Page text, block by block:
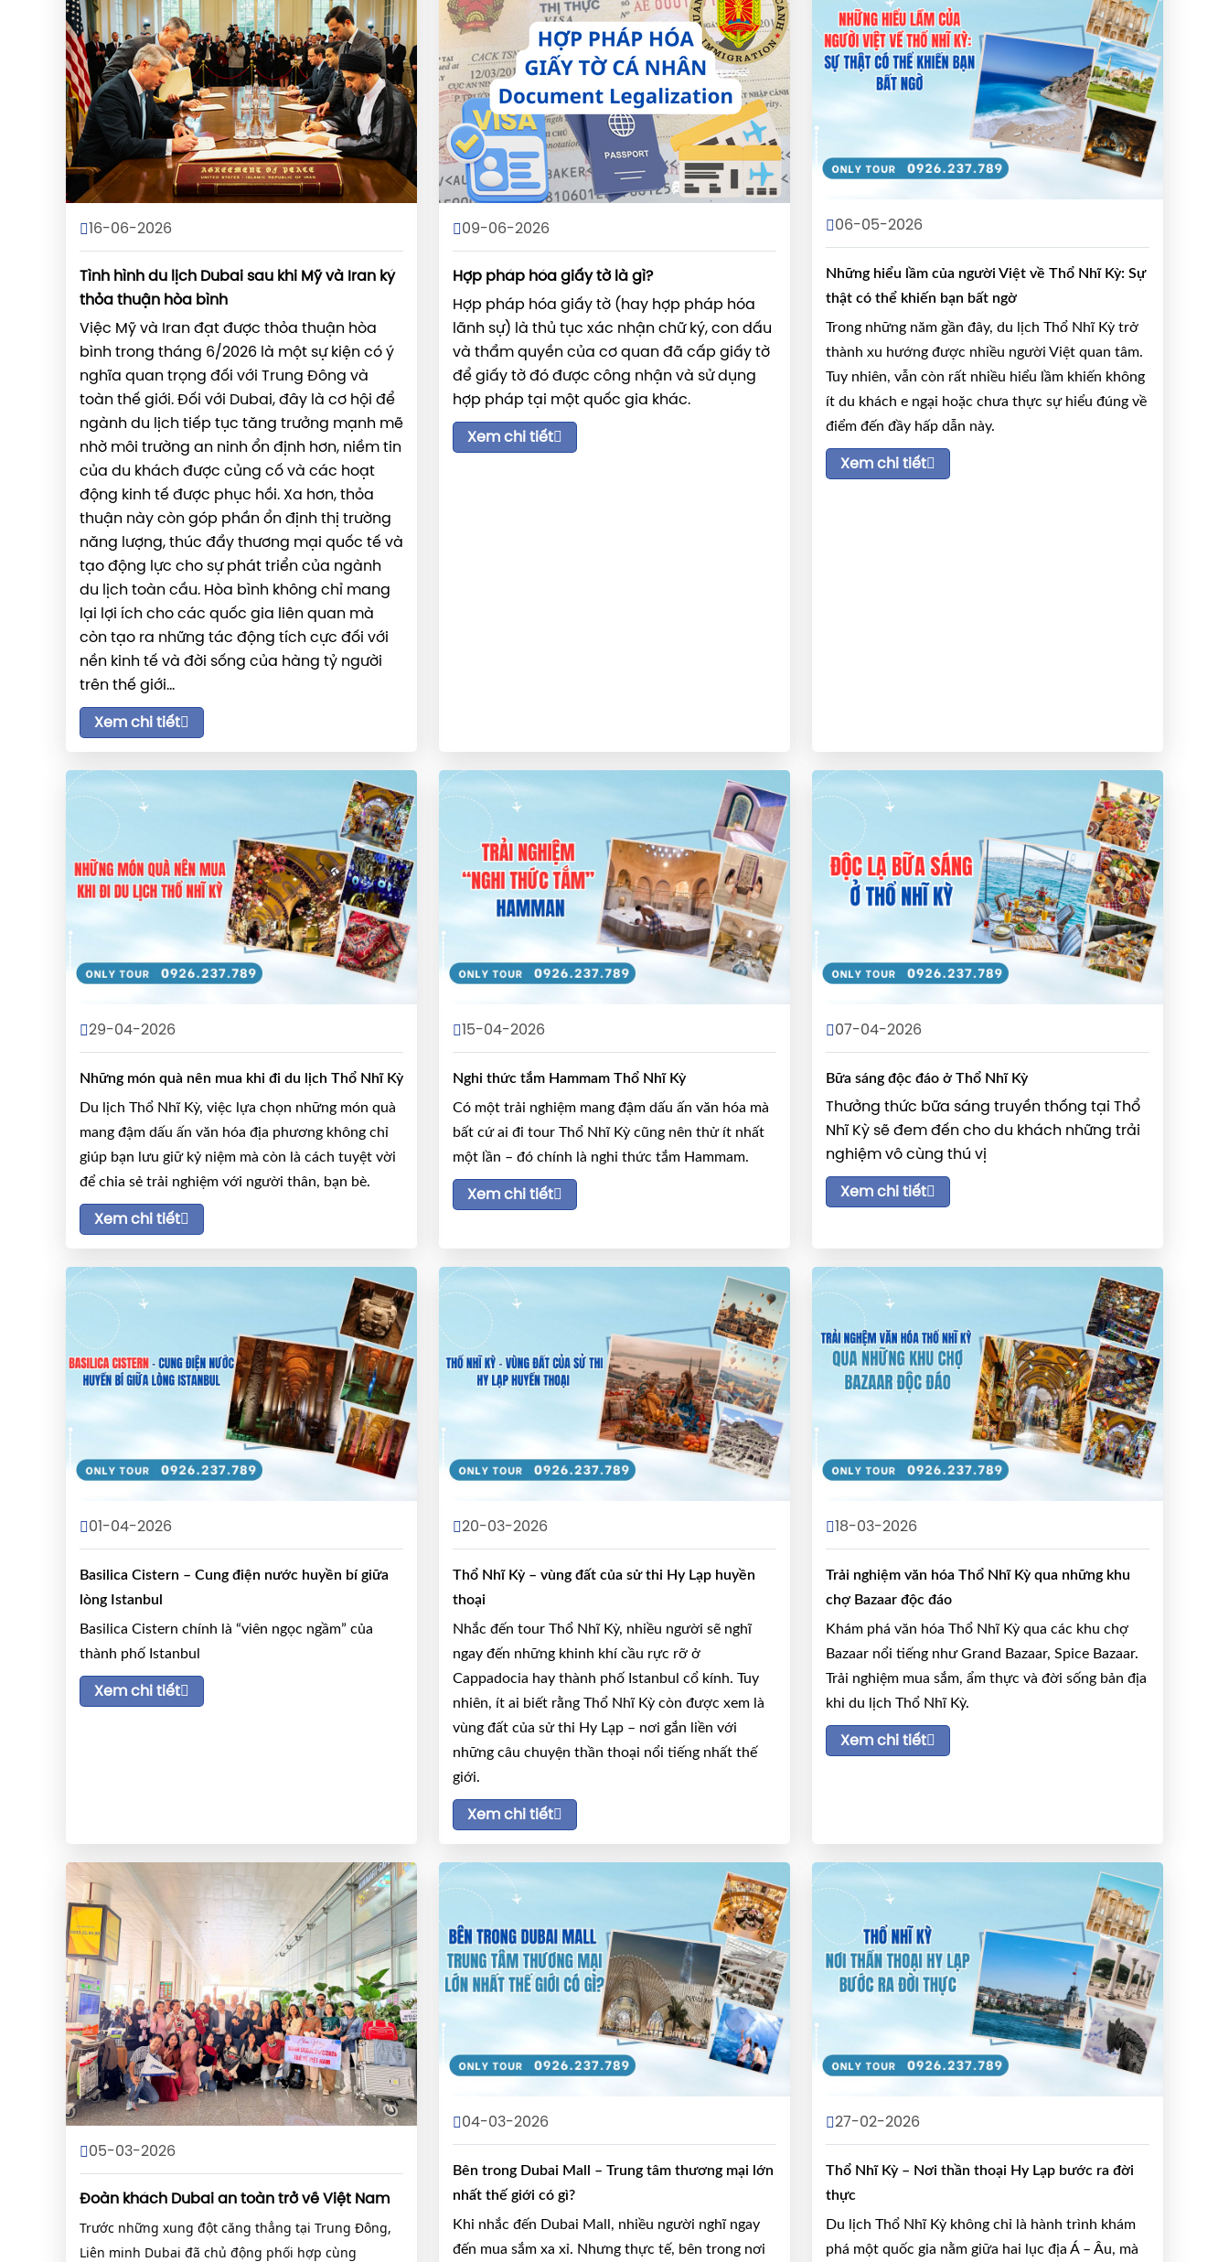
16-06-2026
Tình hình du lịch Dubai sau khi Mỹ và Iran ký
thỏa thuận hòa bình
Việc Mỹ và Iran đạt được thỏa thuận hòa
bình trong tháng 6/2026 là một sự kiện có ý
nghĩa quan trọng đối với Trung Đông và
toàn thế giới. Đối với Dubai, đây là cơ hội để
ngành du lịch tiếp tục tăng trưởng mạnh mẽ
nhờ môi trường an ninh ổn định hơn, niềm tin
của du khách được củng cố và các hoạt
động kinh tế được phục hồi. Xa hơn, thỏa
thuận này còn góp phần ổn định thị trường
năng lượng, thúc đẩy thương mại quốc tế và
tạo động lực cho sự phát triển của ngành
du lịch toàn cầu. Hòa bình không chỉ mang
lại lợi ích cho các quốc gia liên quan mà
còn tạo ra những tác động tích cực đối với
nền kinh tế và đời sống của hàng tỷ người
trên thế giới...
Xem chi tiết
09-06-2026
Hợp pháp hóa giấy tờ là gì?
Hợp pháp hóa giấy tờ (hay hợp pháp hóa
lãnh sự) là thủ tục xác nhận chữ ký, con dấu
và thẩm quyền của cơ quan đã cấp giấy tờ
để giấy tờ đó được công nhận và sử dụng
hợp pháp tại một quốc gia khác.
Xem chi tiết
06-05-2026
Những hiểu lầm của người Việt về Thổ Nhĩ Kỳ: Sự
thật có thể khiến bạn bất ngờ
Trong những năm gần đây, du lịch Thổ Nhĩ Kỳ trở
thành xu hướng được nhiều người Việt quan tâm.
Tuy nhiên, vẫn còn rất nhiều hiểu lầm khiến không
ít du khách e ngại hoặc chưa thực sự hiểu đúng về
điểm đến đầy hấp dẫn này.
Xem chi tiết
29-04-2026
Những món quà nên mua khi đi du lịch Thổ Nhĩ Kỳ
Du lịch Thổ Nhĩ Kỳ, việc lựa chọn những món quà
mang đậm dấu ấn văn hóa địa phương không chỉ
giúp bạn lưu giữ kỷ niệm mà còn là cách tuyệt vời
để chia sẻ trải nghiệm với người thân, bạn bè.
Xem chi tiết
15-04-2026
Nghi thức tắm Hammam Thổ Nhĩ Kỳ
Có một trải nghiệm mang đậm dấu ấn văn hóa mà
bất cứ ai đi tour Thổ Nhĩ Kỳ cũng nên thử ít nhất
một lần – đó chính là nghi thức tắm Hammam.
Xem chi tiết
07-04-2026
Bữa sáng độc đáo ở Thổ Nhĩ Kỳ
Thưởng thức bữa sáng truyền thống tại Thổ
Nhĩ Kỳ sẽ đem đến cho du khách những trải
nghiệm vô cùng thú vị
Xem chi tiết
01-04-2026
Basilica Cistern – Cung điện nước huyền bí giữa
lòng Istanbul
Basilica Cistern chính là “viên ngọc ngầm” của
thành phố Istanbul
Xem chi tiết
20-03-2026
Thổ Nhĩ Kỳ – vùng đất của sử thi Hy Lạp huyền
thoại
Nhắc đến tour Thổ Nhĩ Kỳ, nhiều người sẽ nghĩ
ngay đến những khinh khí cầu rực rỡ ở
Cappadocia hay thành phố Istanbul cổ kính. Tuy
nhiên, ít ai biết rằng Thổ Nhĩ Kỳ còn được xem là
vùng đất của sử thi Hy Lạp – nơi gắn liền với
những câu chuyện thần thoại nổi tiếng nhất thế
giới.
Xem chi tiết
18-03-2026
Trải nghiệm văn hóa Thổ Nhĩ Kỳ qua những khu
chợ Bazaar độc đáo
Khám phá văn hóa Thổ Nhĩ Kỳ qua các khu chợ
Bazaar nổi tiếng như Grand Bazaar, Spice Bazaar.
Trải nghiệm mua sắm, ẩm thực và đời sống bản địa
khi du lịch Thổ Nhĩ Kỳ.
Xem chi tiết
05-03-2026
Đoàn khách Dubai an toàn trở về Việt Nam
Trước những xung đột căng thẳng tại Trung Đông,
Liên minh Dubai đã chủ động phối hợp cùng
04-03-2026
Bên trong Dubai Mall – Trung tâm thương mại lớn
nhất thế giới có gì?
Khi nhắc đến Dubai Mall, nhiều người nghĩ ngay
đến mua sắm xa xỉ. Nhưng thực tế, bên trong nơi
27-02-2026
Thổ Nhĩ Kỳ – Nơi thần thoại Hy Lạp bước ra đời
thực
Du lịch Thổ Nhĩ Kỳ không chỉ là hành trình khám
phá một quốc gia nằm giữa hai lục địa Á – Âu, mà